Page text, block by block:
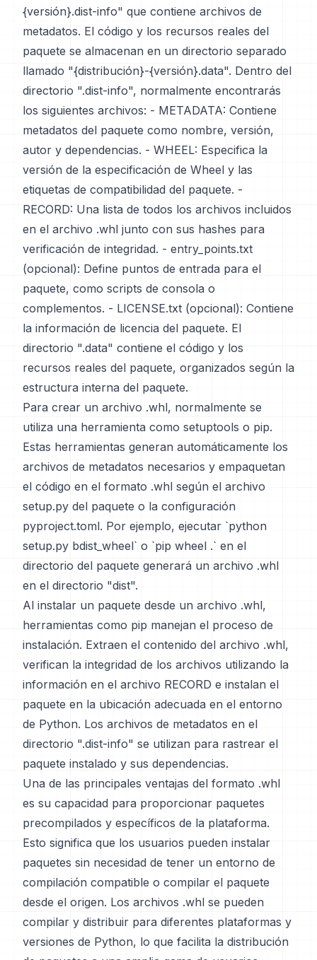
{versión}.dist-info" que contiene archivos de
metadatos. El código y los recursos reales del
paquete se almacenan en un directorio separado
llamado "{distribución}-{versión}.data". Dentro del
directorio ".dist-info", normalmente encontrarás
los siguientes archivos: - METADATA: Contiene
metadatos del paquete como nombre, versión,
autor y dependencias. - WHEEL: Especifica la
versión de la especificación de Wheel y las
etiquetas de compatibilidad del paquete. -
RECORD: Una lista de todos los archivos incluidos
en el archivo .whl junto con sus hashes para
verificación de integridad. - entry_points.txt
(opcional): Define puntos de entrada para el
paquete, como scripts de consola o
complementos. - LICENSE.txt (opcional): Contiene
la información de licencia del paquete. El
directorio ".data" contiene el código y los
recursos reales del paquete, organizados según la
estructura interna del paquete.
Para crear un archivo .whl, normalmente se
utiliza una herramienta como setuptools o pip.
Estas herramientas generan automáticamente los
archivos de metadatos necesarios y empaquetan
el código en el formato .whl según el archivo
setup.py del paquete o la configuración
pyproject.toml. Por ejemplo, ejecutar `python
setup.py bdist_wheel` o `pip wheel .` en el
directorio del paquete generará un archivo .whl
en el directorio "dist".
Al instalar un paquete desde un archivo .whl,
herramientas como pip manejan el proceso de
instalación. Extraen el contenido del archivo .whl,
verifican la integridad de los archivos utilizando la
información en el archivo RECORD e instalan el
paquete en la ubicación adecuada en el entorno
de Python. Los archivos de metadatos en el
directorio ".dist-info" se utilizan para rastrear el
paquete instalado y sus dependencias.
Una de las principales ventajas del formato .whl
es su capacidad para proporcionar paquetes
precompilados y específicos de la plataforma.
Esto significa que los usuarios pueden instalar
paquetes sin necesidad de tener un entorno de
compilación compatible o compilar el paquete
desde el origen. Los archivos .whl se pueden
compilar y distribuir para diferentes plataformas y
versiones de Python, lo que facilita la distribución